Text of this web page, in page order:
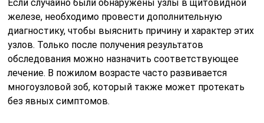
Если случайно были обнаружены узлы в щитовидной
железе, необходимо провести дополнительную
диагностику, чтобы выяснить причину и характер этих
узлов. Только после получения результатов
обследования можно назначить соответствующее
лечение. В пожилом возрасте часто развивается
многоузловой зоб, который также может протекать
без явных симптомов.